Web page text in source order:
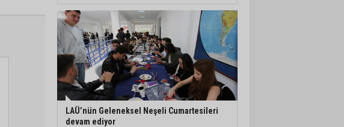
LAÜ’nün Geleneksel Neşeli Cumartesileri
devam ediyor